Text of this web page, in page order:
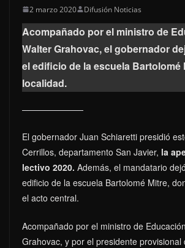
2 marzo 2020 Difusión Noticias
Acompañado por el ministro de
Walter Grahovac, el gobernador
el edificio de la escuela Bartolomé
localidad.
El gobernador Juan Schiaretti presidió
Cerrillos, departamento San Javier, la
lectivo 2020. Además, el mandatario
edificio de la escuela Bartolomé Mitre,
el acto central.
Acompañado por el ministro de
Grahovac, y por el presidente provisional